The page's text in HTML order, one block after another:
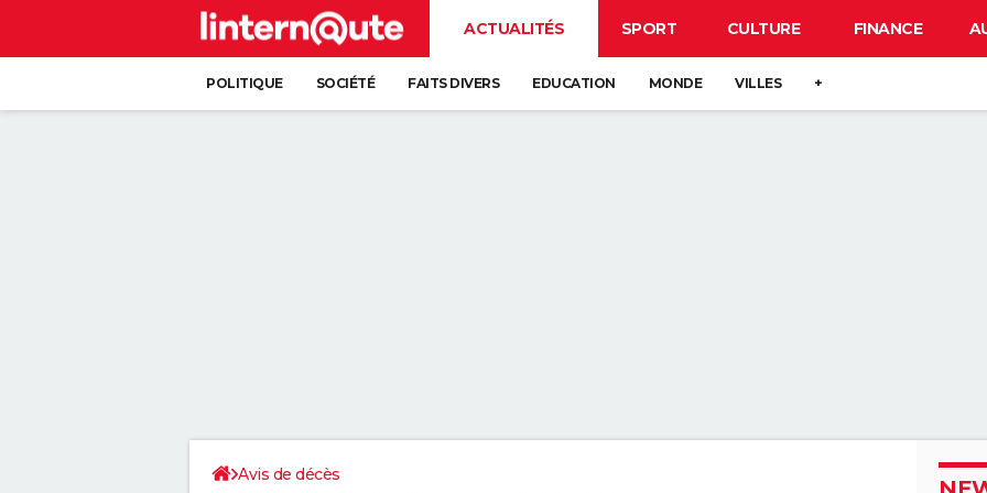
ACTUALITÉS SPORT CULTURE FINANCE
POLITIQUE SOCIÉTÉ FAITS DIVERS EDUCATION MONDE VILLES +
Avis de décès